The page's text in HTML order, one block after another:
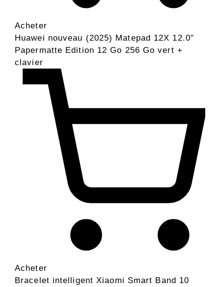
Acheter
Huawei nouveau (2025) Matepad 12X 12.0″
Papermatte Edition 12 Go 256 Go vert +
clavier
Acheter
Bracelet intelligent Xiaomi Smart Band 10